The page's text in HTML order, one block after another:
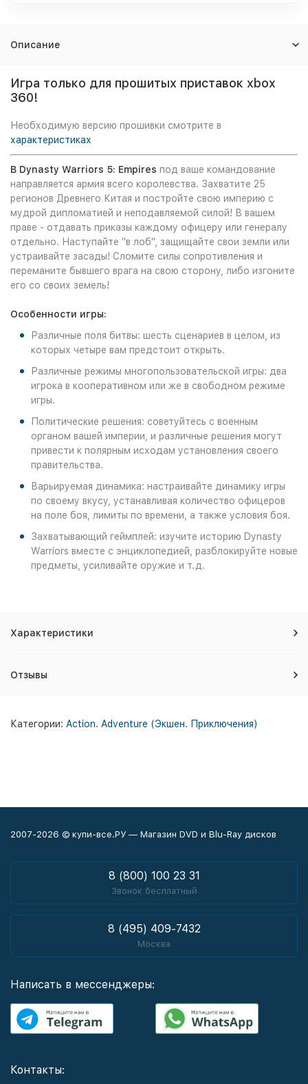
Описание
Игра только для прошитых приставок xbox
360!
Необходимую версию прошивки смотрите в
характеристиках
В Dynasty Warriors 5: Empires под ваше командование
направляется армия всего королевства. Захватите 25
регионов Древнего Китая и постройте свою империю с
мудрой дипломатией и неподавляемой силой! В вашем
праве - отдавать приказы каждому офицеру или генералу
отдельно. Наступайте "в лоб", защищайте свои земли или
устраивайте засады! Сломите силы сопротивления и
переманите бывшего врага на свою сторону, либо изгоните
его со своих земель!
Особенности игры:
Различные поля битвы: шесть сценариев в целом, из
которых четыре вам предстоит открыть.
Различные режимы многопользовательской игры: два
игрока в кооперативном или же в свободном режиме
игры.
Политические решения: советуйтесь с военным
органом вашей империи, и различные решения могут
привести к полярным исходам установления своего
правительства.
Варьируемая динамика: настраивайте динамику игры
по своему вкусу, устанавливая количество офицеров
на поле боя, лимиты по времени, а также условия боя.
Захватывающий геймплей: изучите историю Dynasty
Warriors вместе с энциклопедией, разблокируйте новые
предметы, усиливайте оружие и т.д.
Характеристики
Отзывы
Категории: Action. Adventure (Экшен. Приключения)
2007-2026 © купи-все.РУ — Магазин DVD и Blu-Ray дисков
8 (800) 100 23 31
Звонок бесплатный
8 (495) 409-7432
Москва
Написать в мессенджеры:
Контакты: